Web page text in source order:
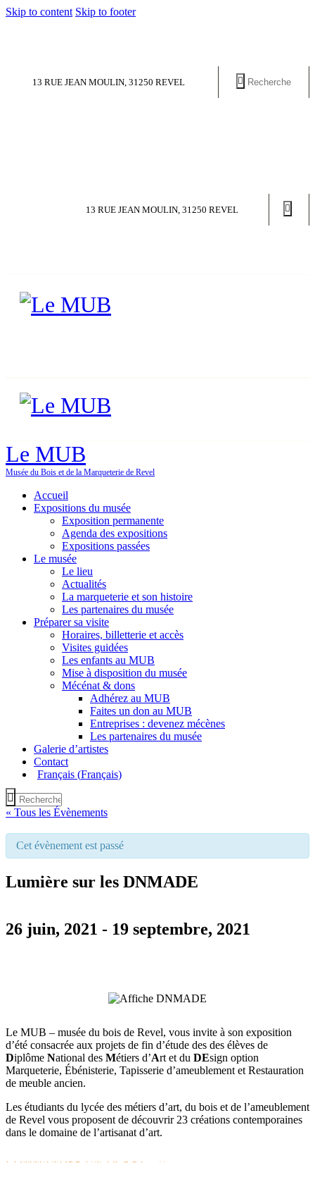
Skip to content Skip to footer
13 RUE JEAN MOULIN, 31250 REVEL
13 RUE JEAN MOULIN, 31250 REVEL
Le MUB
Musée du Bois et de la Marqueterie de Revel
Accueil
Expositions du musée
Exposition permanente
Agenda des expositions
Expositions passées
Le musée
Le lieu
Actualités
La marqueterie et son histoire
Les partenaires du musée
Préparer sa visite
Horaires, billetterie et accès
Visites guidées
Les enfants au MUB
Mise à disposition du musée
Mécénat & dons
Adhérez au MUB
Faites un don au MUB
Entreprises : devenez mécènes
Les partenaires du musée
Galerie d’artistes
Contact
Français(Français)
« Tous les Évènements
Cet évènement est passé
Lumière sur les DNMADE
26 juin, 2021 - 19 septembre, 2021
Le MUB – musée du bois de Revel, vous invite à son exposition
d’été consacrée aux projets de fin d’étude des des élèves de
Diplôme National des Métiers d’Art et du DEsign option
Marqueterie, Ébénisterie, Tapisserie d’ameublement et Restauration
de meuble ancien.
Les étudiants du lycée des métiers d’art, du bois et de l’ameublement
de Revel vous proposent de découvrir 23 créations contemporaines
dans le domaine de l’artisanat d’art.
COMMANDER UN TICKET